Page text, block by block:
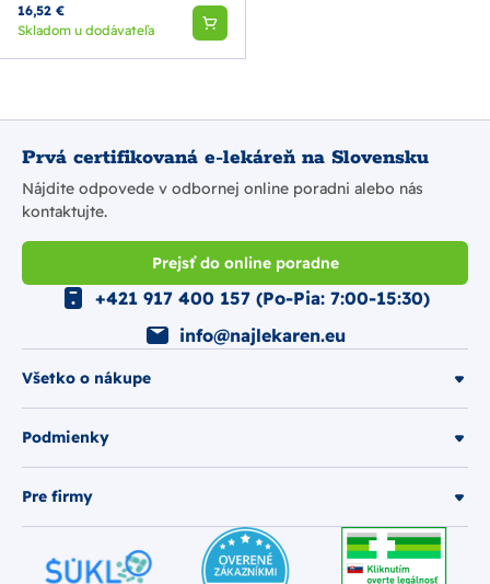
16,52 €
Skladom u dodávateľa
Prvá certifikovaná e-lekáreň na Slovensku
Nájdite odpovede v odbornej online poradni alebo nás
kontaktujte.
Prejsť do online poradne
Všetko o nákupe
Podmienky
Pre firmy
+421 917 400 157 (Po-Pia: 7:00-15:30)
info@najlekaren.eu